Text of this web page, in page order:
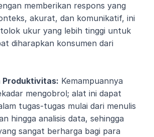
memberikan respons yang
akurat, dan komunikatif, ini
ukur yang lebih tinggi untuk
diharapkan konsumen dari
Produktivitas: Kemampuannya
mengobrol; alat ini dapat
tugas-tugas mulai dari menulis
hingga analisis data, sehingga
sangat berharga bagi para